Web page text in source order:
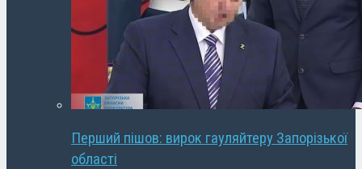
Перший пішов: вирок гауляйтеру Запорізької
області